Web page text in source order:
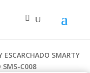
ESCARCHADO SMARTY
SMS-C008